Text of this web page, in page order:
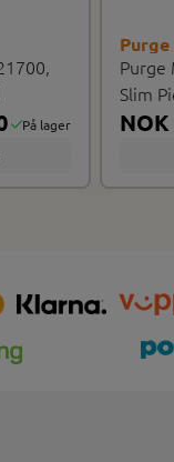
På lager
Purge
Slim